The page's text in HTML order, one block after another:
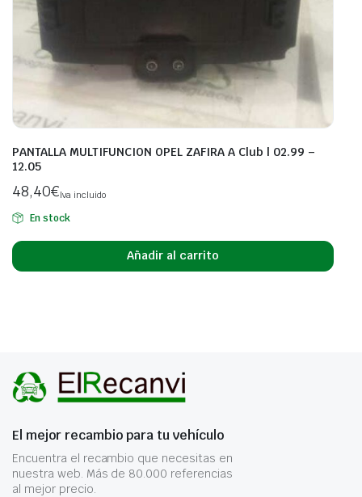
PANTALLA MULTIFUNCION OPEL ZAFIRA A Club | 02.99 –
12.05
48,40€Iva incluido
En stock
Añadir al carrito
El mejor recambio para tu vehículo
Encuentra el recambio que necesitas en
nuestra web. Más de 80.000 referencias
al mejor precio.